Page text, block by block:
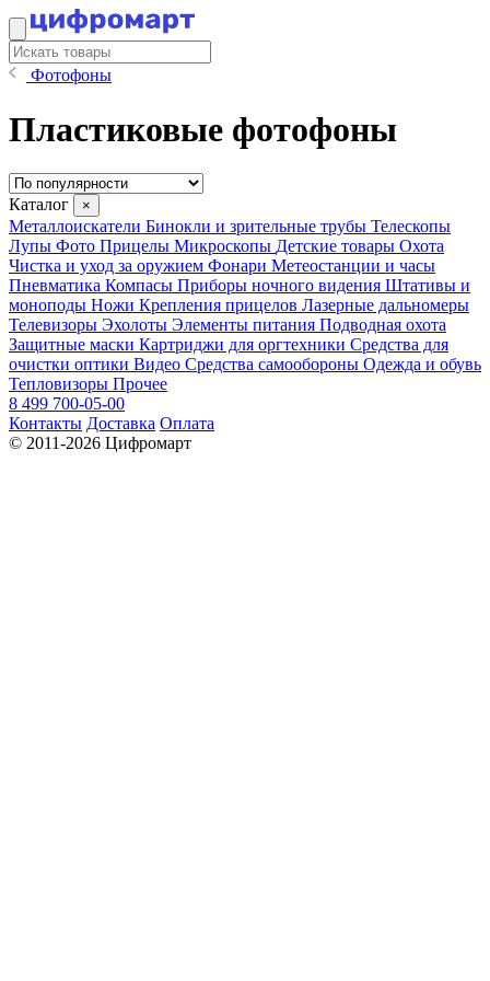
Фотофоны
Пластиковые фотофоны
Каталог ×
Металлоискатели Бинокли и зрительные трубы Телескопы
Лупы Фото Прицелы Микроскопы Детские товары Охота
Чистка и уход за оружием Фонари Метеостанции и часы
Пневматика Компасы Приборы ночного видения Штативы и
моноподы Ножи Крепления прицелов Лазерные дальномеры
Телевизоры Эхолоты Элементы питания Подводная охота
Защитные маски Картриджи для оргтехники Средства для
очистки оптики Видео Средства самообороны Одежда и обувь
Тепловизоры Прочее
8 499 700-05-00
Контакты Доставка Оплата
© 2011-2026 Цифромарт